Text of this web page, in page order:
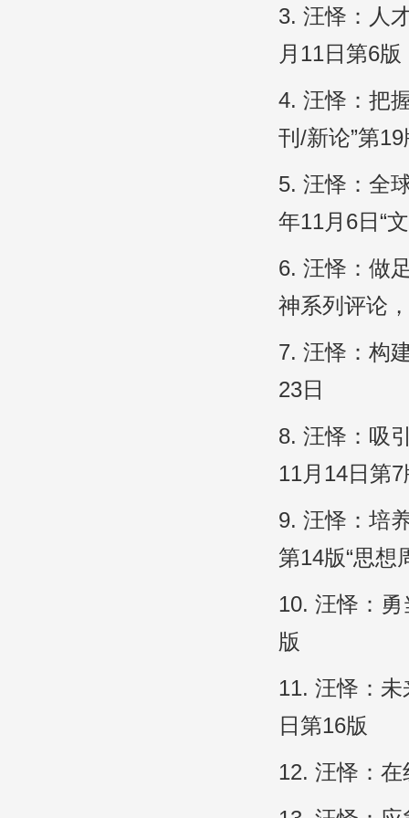
3. 汪怿：人
月11日第6版
4. 汪怿：把
刊/新论”第
5. 汪怿：全
年11月6日“
6. 汪怿：做
神系列评论
7. 汪怿：构
23日
8. 汪怿：吸
11月14日第7
9. 汪怿：培
第14版“思想
10. 汪怿：勇
版
11. 汪怿：未
日第16版
12. 汪怿：在